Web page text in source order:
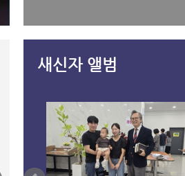
새신자 앨범